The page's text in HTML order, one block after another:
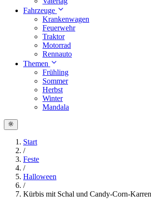
Fahrzeuge
Krankenwagen
Feuerwehr
Traktor
Motorrad
Rennauto
Themen
Frühling
Sommer
Herbst
Winter
Mandala
Start
/
Feste
/
Halloween
/
Kürbis mit Schal und Candy-Corn-